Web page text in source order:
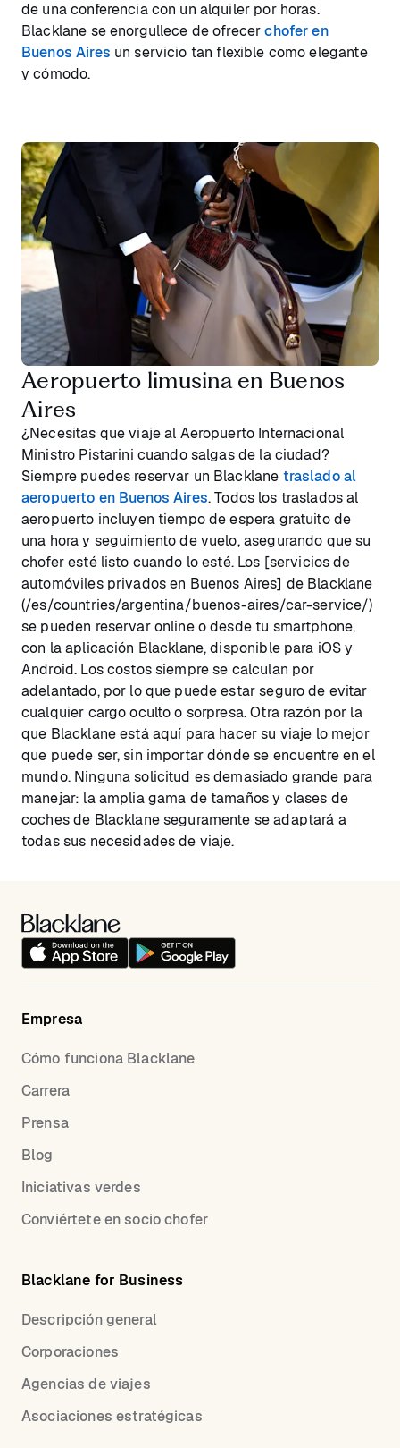
de una conferencia con un alquiler por horas.
Blacklane se enorgullece de ofrecerchofer en
Buenos Aires un servicio tan flexible como elegante
y cómodo.
Aeropuerto limusina en Buenos
Aires
¿Necesitas que viaje al Aeropuerto Internacional
Ministro Pistarini cuando salgas de la ciudad?
Siempre puedes reservar un Blacklane traslado al
aeropuerto en Buenos Aires. Todos los traslados al
aeropuerto incluyen tiempo de espera gratuito de
una hora y seguimiento de vuelo, asegurando que su
chofer esté listo cuando lo esté. Los [servicios de
automóviles privados en Buenos Aires] de Blacklane
(/es/countries/argentina/buenos-aires/car-service/)
se pueden reservar online o desde tu smartphone,
con la aplicación Blacklane, disponible para iOS y
Android. Los costos siempre se calculan por
adelantado, por lo que puede estar seguro de evitar
cualquier cargo oculto o sorpresa. Otra razón por la
que Blacklane está aquí para hacer su viaje lo mejor
que puede ser, sin importar dónde se encuentre en el
mundo. Ninguna solicitud es demasiado grande para
manejar: la amplia gama de tamaños y clases de
coches de Blacklane seguramente se adaptará a
todas sus necesidades de viaje.
Empresa
Cómo funciona Blacklane
Carrera
Prensa
Blog
Iniciativas verdes
Conviértete en socio chofer
Blacklane for Business
Descripción general
Corporaciones
Agencias de viajes
Asociaciones estratégicas